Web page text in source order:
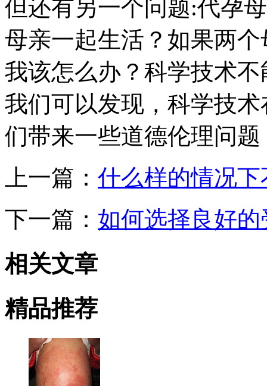
但还有另一个问题:代孕
母亲一起生活？如果两
我该怎么办？科学技术
我们可以发现，科学技
们带来一些道德伦理问
上一篇： 什么样的情况
下一篇： 如何选择良好
相关文章
精品推荐